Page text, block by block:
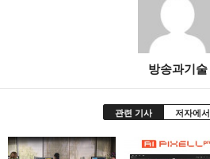
방송과기술
관련 기사 저자에